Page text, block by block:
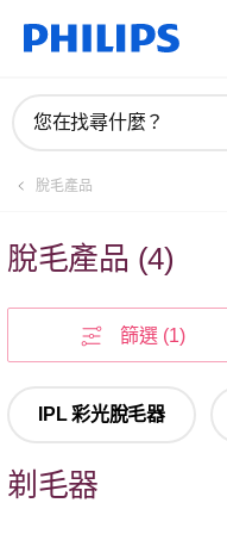
您在找尋什麼？
脫毛產品
脫毛產品 (4)
篩選 (1)
IPL 彩光脫毛器
剃毛器